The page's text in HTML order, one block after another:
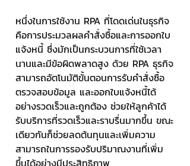
หนึ่งในการใช้งาน RPA ที่โดดเด่นในธุรกิจ
คือการประมวลผลคำสั่งซื้อและการออกใบ
แจ้งหนี้ ซึ่งมักเป็นกระบวนการที่ใช้เวลา
นานและมีข้อผิดพลาดสูง ด้วย RPA ธุรกิจ
สามารถอัตโนมัติขั้นตอนการรับคำสั่งซื้อ
ตรวจสอบข้อมูล และออกใบแจ้งหนี้ได้
อย่างรวดเร็วและถูกต้อง ช่วยให้ลูกค้าได้
รับบริการที่รวดเร็วและราบรื่นมากขึ้น ขณะ
เดียวกันก็ช่วยลดต้นทุนและเพิ่มความ
สามารถในการรองรับปริมาณงานที่เพิ่ม
ขึ้นได้อย่างมีประสิทธิภาพ